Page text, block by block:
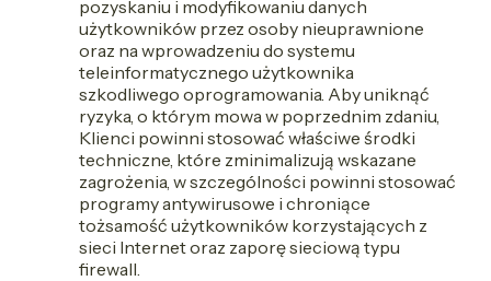
pozyskaniu i modyfikowaniu danych
użytkowników przez osoby nieuprawnione
oraz na wprowadzeniu do systemu
teleinformatycznego użytkownika
szkodliwego oprogramowania. Aby uniknąć
ryzyka, o którym mowa w poprzednim zdaniu,
Klienci powinni stosować właściwe środki
techniczne, które zminimalizują wskazane
zagrożenia, w szczególności powinni stosować
programy antywirusowe i chroniące
tożsamość użytkowników korzystających z
sieci Internet oraz zaporę sieciową typu
firewall.